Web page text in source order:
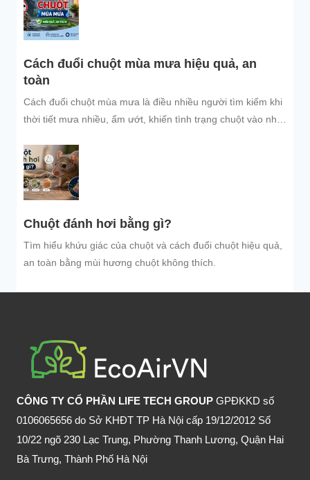
Cách đuổi chuột mùa mưa hiệu quả, an
toàn
Cách đuổi chuột mùa mưa là điều nhiều người tìm kiếm khi
thời tiết mưa nhiều, ẩm ướt, khiến tình trạng chuột vào nhà
Chuột đánh hơi bằng gì?
Tìm hiểu khứu giác của chuột và cách đuổi chuột hiệu quả,
an toàn bằng mùi hương chuột không thích.
CÔNG TY CỔ PHẦN LIFE TECH GROUP GPĐKKD số
0106065656 do Sở KHĐT TP Hà Nội cấp 19/12/2012 Số
10/22 ngõ 230 Lạc Trung, Phường Thanh Lương, Quận Hai
Bà Trưng, Thành Phố Hà Nội